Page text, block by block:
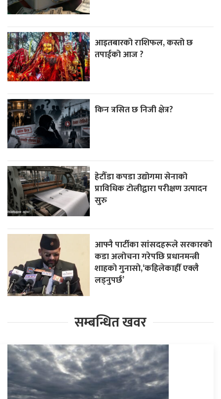
आइतबारको राशिफल, कस्तो छ
तपाईको आज ?
किन त्रसित छ निजी क्षेत्र?
हेटौँडा कपडा उद्योगमा सेनाको
प्राविधिक टोलीद्वारा परीक्षण उत्पादन
सुरु
आफ्नै पार्टीका सांसदहरूले सरकारको
कडा अलोचना गरेपछि प्रधानमन्त्री
शाहकाे गुनासाे,‘कहिलेकाहीँ एक्लै
लड्नुपर्छ’
सम्बन्धित खवर